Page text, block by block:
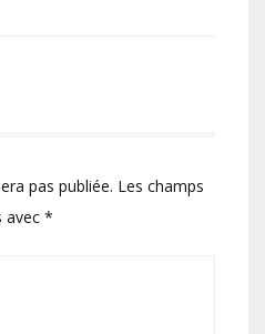
pas publiée. Les champs
avec *